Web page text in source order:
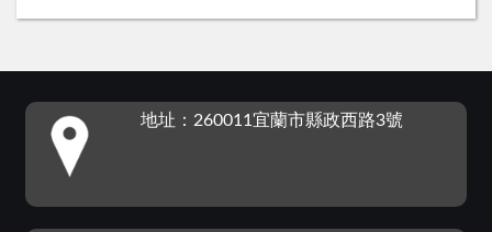
地址：260011宜蘭市縣政西路3號